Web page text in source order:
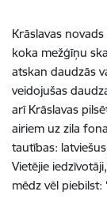
Krāslavas
koka mežģīņu
atskan daudzās
veidojušas
arī Krāslavas
airiem uz zila
tautības:
Vietējie
mēdz vēl piebilst: